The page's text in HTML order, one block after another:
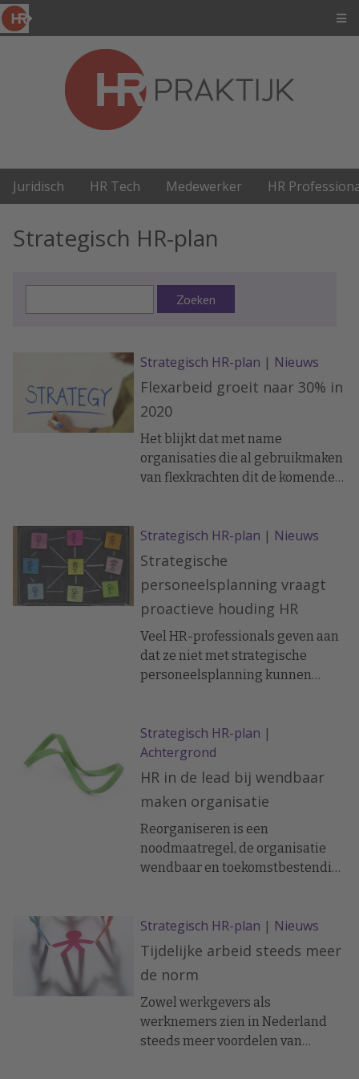
Juridisch HR Tech Medewerker HR
Strategisch HR-plan
Zoeken
Strategisch HR-plan | Nieuws
Flexarbeid groeit naar 30% in
2020
Het blijkt dat met name
organisaties die al gebruikmaken
van flexkrachten dit de komende
duidelijke groei in vrijwel alle
sectoren. Opvallend is dat
flexkrachten nu vaker voor
specifieke kennis worden
ingehuurd dan alleen voor de
traditionele piek/ziek-opvang.
Strategisch HR-plan | Nieuws
Strategische
personeelsplanning vraagt
proactieve houding HR
Veel HR-professionals geven aan
dat ze niet met strategische
personeelsplanning kunnen
is. "Daar kom je niet mee weg, HR
moet er zelf proactief mee aan de
slag." Dat is de mening van Eelke
Pol, als docent HRM verbonden
aan De Baak en spreker op het
komende HR Praktijk Diner.
Strategisch HR-plan |
Achtergrond
HR in de lead bij wendbaar
maken organisatie
Reorganiseren is een
noodmaatregel, de organisatie
wendbaar en toekomstbestendig
andere orde. HRM is echter wel in
de lead. Natuurlijk kan HRM dit
niet alleen. Samenwerking met
het management (co-productie) is
daarbij essentieel. Hieronder de
thema’s die samenhangen met
wendbaarheid en inzetbaarheid.
Strategisch HR-plan | Nieuws
Tijdelijke arbeid steeds meer
de norm
Zowel werkgevers als
werknemers zien in Nederland
steeds meer voordelen van